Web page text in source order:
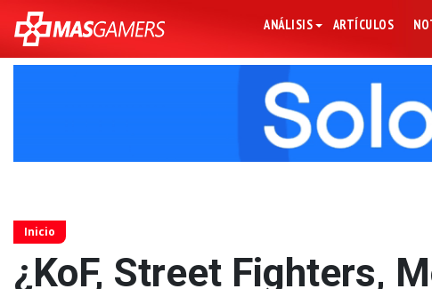
ANÁLISIS ARTÍCULOS
Inicio
¿KoF, Street Fighters,